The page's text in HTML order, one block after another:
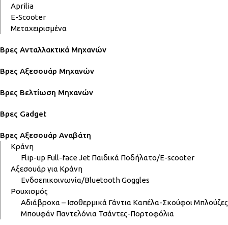
Aprilia
E-Scooter
Μεταχειρισμένα
Βρες Ανταλλακτικά Μηχανών
Βρες Αξεσουάρ Μηχανών
Βρες Βελτίωση Μηχανών
Βρες Gadget
Βρες Αξεσουάρ Αναβάτη
Κράνη
Flip-up Full-faceJet Παιδικά Ποδήλατο/E-scooter
Αξεσουάρ για Κράνη
Ενδοεπικοινωνία/BluetoothGoggles
Ρουχισμός
Αδιάβροχα – Ισοθερμικά Γάντια Καπέλα-Σκούφοι Μπλούζες
Μπουφάν Παντελόνια Τσάντες-Πορτοφόλια